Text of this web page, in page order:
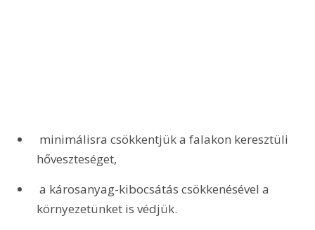
hőveszteséget,
a károsanyag-kibocsátás csökkenésével a
környezetünket is védjük.